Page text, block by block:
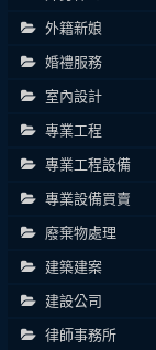
外籍新娘
婚禮服務
室內設計
專業工程
專業工程設備
專業設備買賣
廢棄物處理
建築建案
建設公司
律師事務所